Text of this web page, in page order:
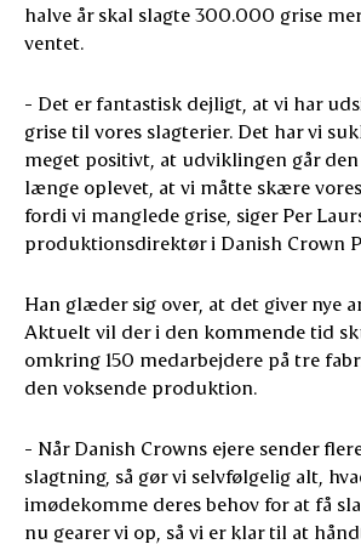
halve år skal slagte 300.000 grise
ventet.
- Det er fantastisk dejligt, at vi har
grise til vores slagterier. Det har vi
meget positivt, at udviklingen går
længe oplevet, at vi måtte skære
fordi vi manglede grise, siger Per
produktionsdirektør i Danish Crown
Han glæder sig over, at det giver nye
Aktuelt vil der i den kommende tid
omkring 150 medarbejdere på tre
den voksende produktion.
- Når Danish Crowns ejere sender
slagtning, så gør vi selvfølgelig alt,
imødekomme deres behov for at få
nu gearer vi op, så vi er klar til at